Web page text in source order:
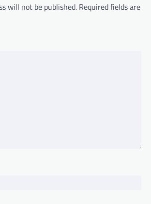
will not be published. Required fields are